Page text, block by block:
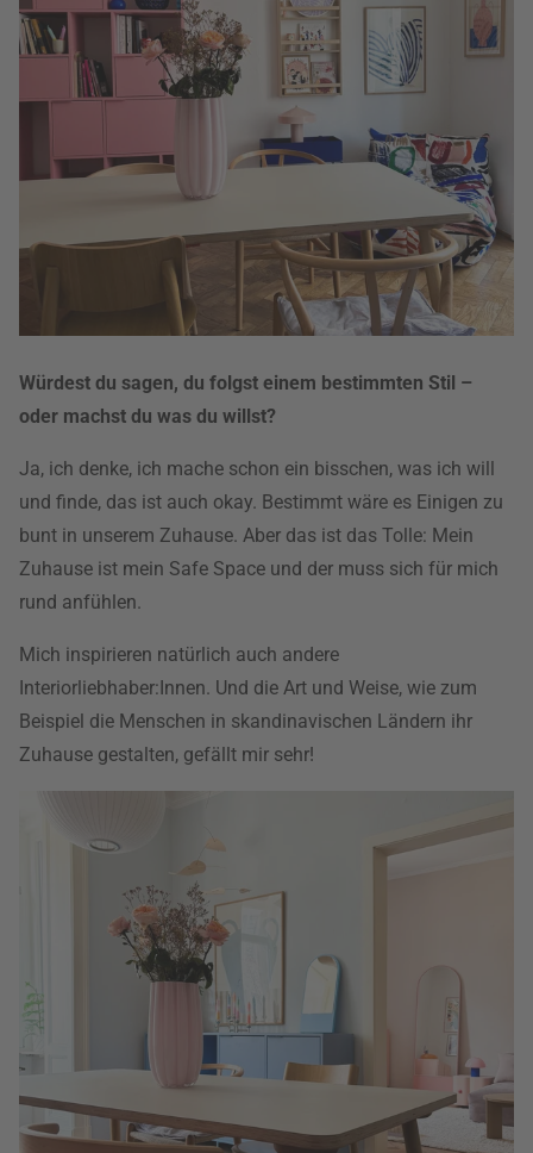
Würdest du sagen, du folgst einem bestimmten Stil –
oder machst du was du willst?
Ja, ich denke, ich mache schon ein bisschen, was ich will
und finde, das ist auch okay. Bestimmt wäre es Einigen zu
bunt in unserem Zuhause. Aber das ist das Tolle: Mein
Zuhause ist mein Safe Space und der muss sich für mich
rund anfühlen.
Mich inspirieren natürlich auch andere
Interiorliebhaber:Innen. Und die Art und Weise, wie zum
Beispiel die Menschen in skandinavischen Ländern ihr
Zuhause gestalten, gefällt mir sehr!